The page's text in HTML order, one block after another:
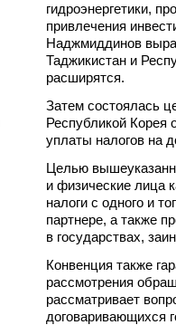
гидроэнергетики,
привлечения
Наджмиддинов
Таджикистан и
расширятся.
Затем состоялась
Республикой Корея
уплаты налогов на
Целью
и физические лица
налоги с одного и
партнере, а также
в государствах,
Конвенция также
рассмотрения
рассматривает
договаривающихся